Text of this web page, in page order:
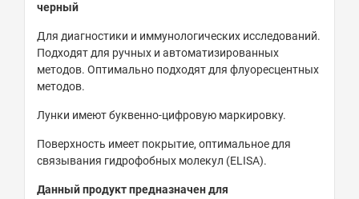
черный
Для диагностики и иммунологических исследований.
Подходят для ручных и автоматизированных
методов. Оптимально подходят для флуоресцентных
методов.
Лунки имеют буквенно-цифровую маркировку.
Поверхность имеет покрытие, оптимальное для
связывания гидрофобных молекул (ELISA).
Данный продукт предназначен для